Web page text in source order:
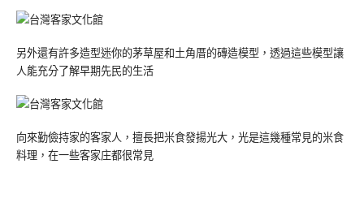
另外還有許多造型迷你的茅草屋和土角厝的磚造模型，透過這些模型讓
人能充分了解早期先民的生活
向來勤儉持家的客家人，擅長把米食發揚光大，光是這幾種常見的米食
料理，在一些客家庄都很常見